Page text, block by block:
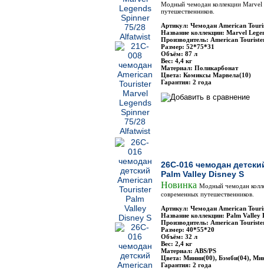
Модный чемодан коллекции Marvel
путешественников.
Артикул: Чемодан American
Название коллекции: Marvel
Производитель: American
Размер: 52*75*31
Объём: 87 л
Вес: 4,4 кг
Материал: Поликарбонат
Цвета: Комиксы Марвела(10)
Гарантия: 2 года
26C-016 чемодан
Palm Valley Disney S
Новинка Модный чемодан
современных путешественников.
Артикул: Чемодан American
Название коллекции: Palm Valley
Производитель: American
Размер: 40*55*20
Объём: 32 л
Вес: 2,4 кг
Материал: ABS/PS
Цвета: Минни(00), Бэмби(04),
Гарантия: 2 года